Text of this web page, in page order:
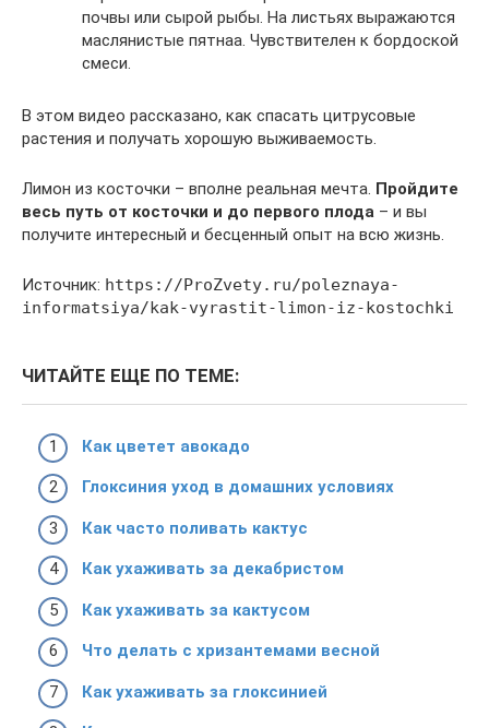
почвы или сырой рыбы. На листьях выражаются
маслянистые пятнаа. Чувствителен к бордоской
смеси.
В этом видео рассказано, как спасать цитрусовые
растения и получать хорошую выживаемость.
Лимон из косточки – вполне реальная мечта. Пройдите
весь путь от косточки и до первого плода – и вы
получите интересный и бесценный опыт на всю жизнь.
Источник: https://ProZvety.ru/poleznaya-
informatsiya/kak-vyrastit-limon-iz-kostochki
ЧИТАЙТЕ ЕЩЕ ПО ТЕМЕ:
Как цветет авокадо
Глоксиния уход в домашних условиях
Как часто поливать кактус
Как ухаживать за декабристом
Как ухаживать за кактусом
Что делать с хризантемами весной
Как ухаживать за глоксинией